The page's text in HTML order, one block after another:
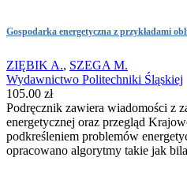
Gospodarka energetyczna z przykładami
ZIĘBIK A., SZEGA M.
Wydawnictwo Politechniki Śląskiej
105.00 zł
Podręcznik zawiera wiadomości z
energetycznej oraz przegląd
podkreśleniem problemów
opracowano algorytmy takie jak